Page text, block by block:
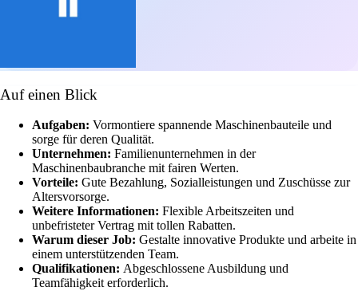
Auf einen Blick
Aufgaben: Vormontiere spannende Maschinenbauteile und
sorge für deren Qualität.
Unternehmen: Familienunternehmen in der
Maschinenbaubranche mit fairen Werten.
Vorteile: Gute Bezahlung, Sozialleistungen und Zuschüsse zur
Altersvorsorge.
Weitere Informationen: Flexible Arbeitszeiten und
unbefristeter Vertrag mit tollen Rabatten.
Warum dieser Job: Gestalte innovative Produkte und arbeite in
einem unterstützenden Team.
Qualifikationen: Abgeschlossene Ausbildung und
Teamfähigkeit erforderlich.